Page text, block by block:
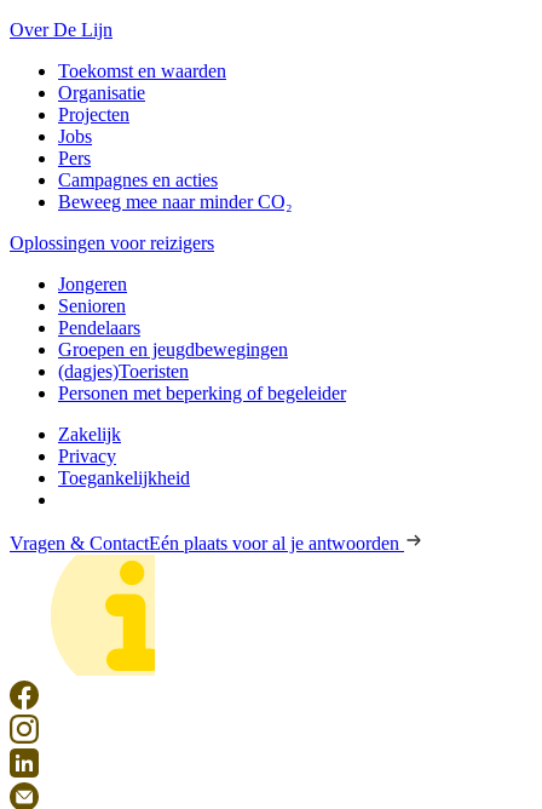
Over De Lijn
Toekomst en waarden
Organisatie
Projecten
Jobs
Pers
Campagnes en acties
Beweeg mee naar minder CO₂
Oplossingen voor reizigers
Jongeren
Senioren
Pendelaars
Groepen en jeugdbewegingen
(dagjes)Toeristen
Personen met beperking of begeleider
Zakelijk
Privacy
Toegankelijkheid
Vragen & ContactEén plaats voor al je antwoorden